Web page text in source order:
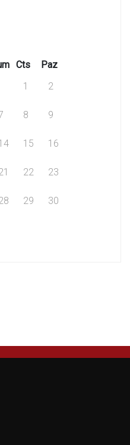
Cts
Paz
1
2
8 9
15 16
22 23
29 30